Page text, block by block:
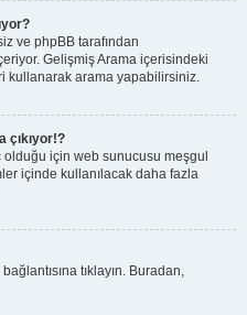
ve phpBB tarafından
Gelişmiş Arama içerisindeki
kullanarak arama yapabilirsiniz.
çıkıyor!?
için web sunucusu meşgul
içinde kullanılacak daha fazla
tıklayın. Buradan,